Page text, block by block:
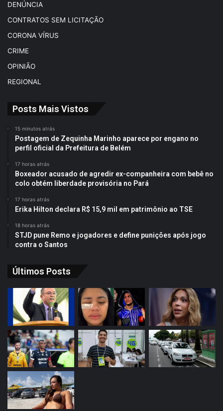
DENÚNCIA
CONTRATOS SEM LICITAÇÃO
CORONA VÍRUS
CRIME
OPINIÃO
REGIONAL
Posts Mais Vistos
15 minutos atrás
Postagem de Zequinha Marinho aparece por engano no
perfil oficial da Prefeitura de Belém
17 horas atrás
Boxeador acusado de agredir ex-companheira com bebê no
colo obtém liberdade provisória no Pará
17 horas atrás
Erika Hilton declara R$ 15,9 mil em patrimônio ao TSE
18 horas atrás
STJD pune Remo e jogadores e define punições após jogo
contra o Santos
Últimos Posts